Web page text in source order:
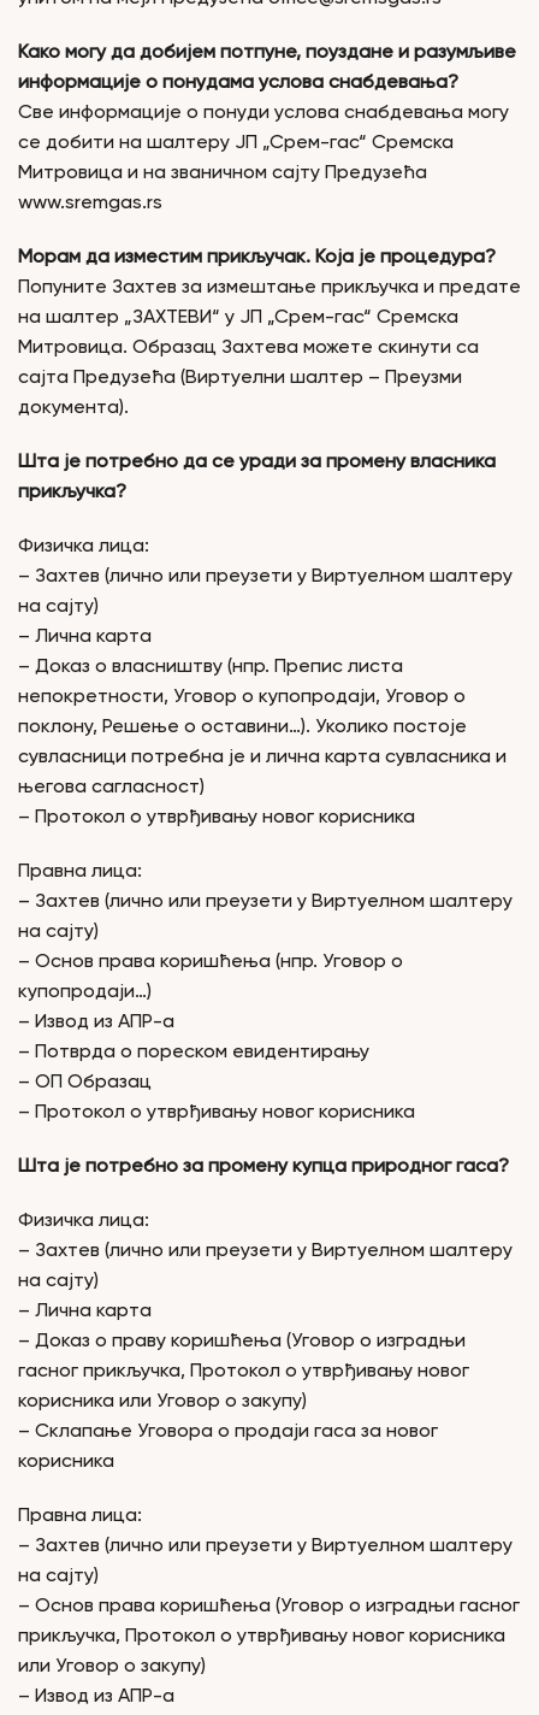
Како могу да добијем потпуне, поуздане и разумљиве
информације о понудама услова снабдевања?
Све информације о понуди услова снабдевања могу
се добити на шалтеру ЈП „Срем-гас“ Сремска
Митровица и на званичном сајту Предузећа
www.sremgas.rs
Морам да изместим прикључак. Која је процедура?
Попуните Захтев за измештање прикључка и предате
на шалтер „ЗАХТЕВИ“ у ЈП „Срем-гас“ Сремска
Митровица. Образац Захтева можете скинути са
сајта Предузећа (Виртуелни шалтер – Преузми
документа).
Шта је потребно да се уради за промену власника
прикључка?
Физичка лица:
– Захтев (лично или преузети у Виртуелном шалтеру
на сајту)
– Лична карта
– Доказ о власништву (нпр. Препис листа
непокретности, Уговор о купопродаји, Уговор о
поклону, Решење о оставини…). Уколико постоје
сувласници потребна је и лична карта сувласника и
његова сагласност)
– Протокол о утврђивању новог корисника
Правна лица:
– Захтев (лично или преузети у Виртуелном шалтеру
на сајту)
– Основ права коришћења (нпр. Уговор о
купопродаји…)
– Извод из АПР-а
– Потврда о пореском евидентирању
– ОП Образац
– Протокол о утврђивању новог корисника
Шта је потребно за промену купца природног гаса?
Физичка лица:
– Захтев (лично или преузети у Виртуелном шалтеру
на сајту)
– Лична карта
– Доказ о праву коришћења (Уговор о изградњи
гасног прикључка, Протокол о утврђивању новог
корисника или Уговор о закупу)
– Склапање Уговора о продаји гаса за новог
корисника
Правна лицa:
– Захтев (лично или преузети у Виртуелном шалтеру
на сајту)
– Основ права коришћења (Уговор о изградњи гасног
прикључка, Протокол о утврђивању новог корисника
или Уговор о закупу)
– Извод из АПР-а